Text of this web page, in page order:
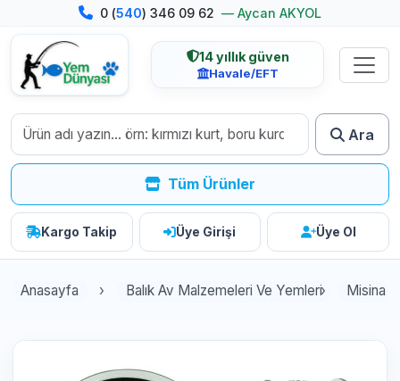
0 (540) 346 09 62 — Aycan AKYOL
14 yıllık güven
Havale/EFT
Ara
Tüm Ürünler
Kargo Takip Üye Girişi Üye Ol
Anasayfa Balık Av Malzemeleri Ve Yemleri Misina